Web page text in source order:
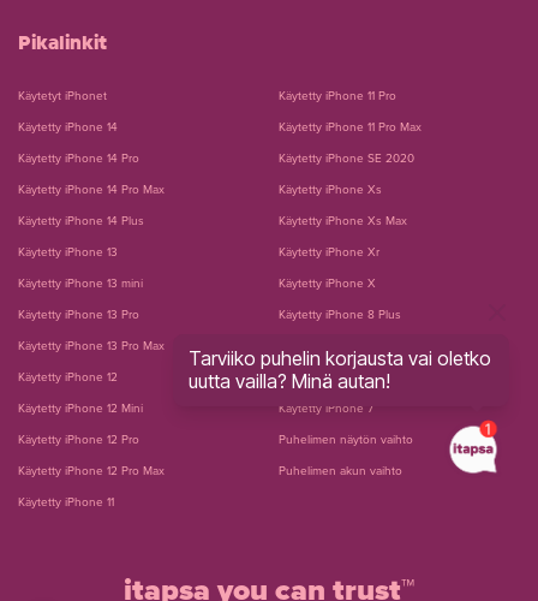
Pikalinkit
Käytetyt iPhonet
Käytetty iPhone 14
Käytetty iPhone 14 Pro
Käytetty iPhone 14 Pro Max
Käytetty iPhone 14 Plus
Käytetty iPhone 13
Käytetty iPhone 13 mini
Käytetty iPhone 13 Pro
Käytetty iPhone 13 Pro Max
Käytetty iPhone 12
Käytetty iPhone 12 Mini
Käytetty iPhone 12 Pro
Käytetty iPhone 12 Pro Max
Käytetty iPhone 11
Käytetty iPhone 11 Pro
Käytetty iPhone 11 Pro Max
Käytetty iPhone SE 2020
Käytetty iPhone Xs
Käytetty iPhone Xs Max
Käytetty iPhone Xr
Käytetty iPhone X
Käytetty iPhone 8 Plus
Käytetty iPhone 7 Plus
Käytetty iPhone 7
Puhelimen näytön vaihto
Puhelimen akun vaihto
itapsa you can trust™
Tarviiko puhelin korjausta vai oletko
uutta vailla? Minä autan!